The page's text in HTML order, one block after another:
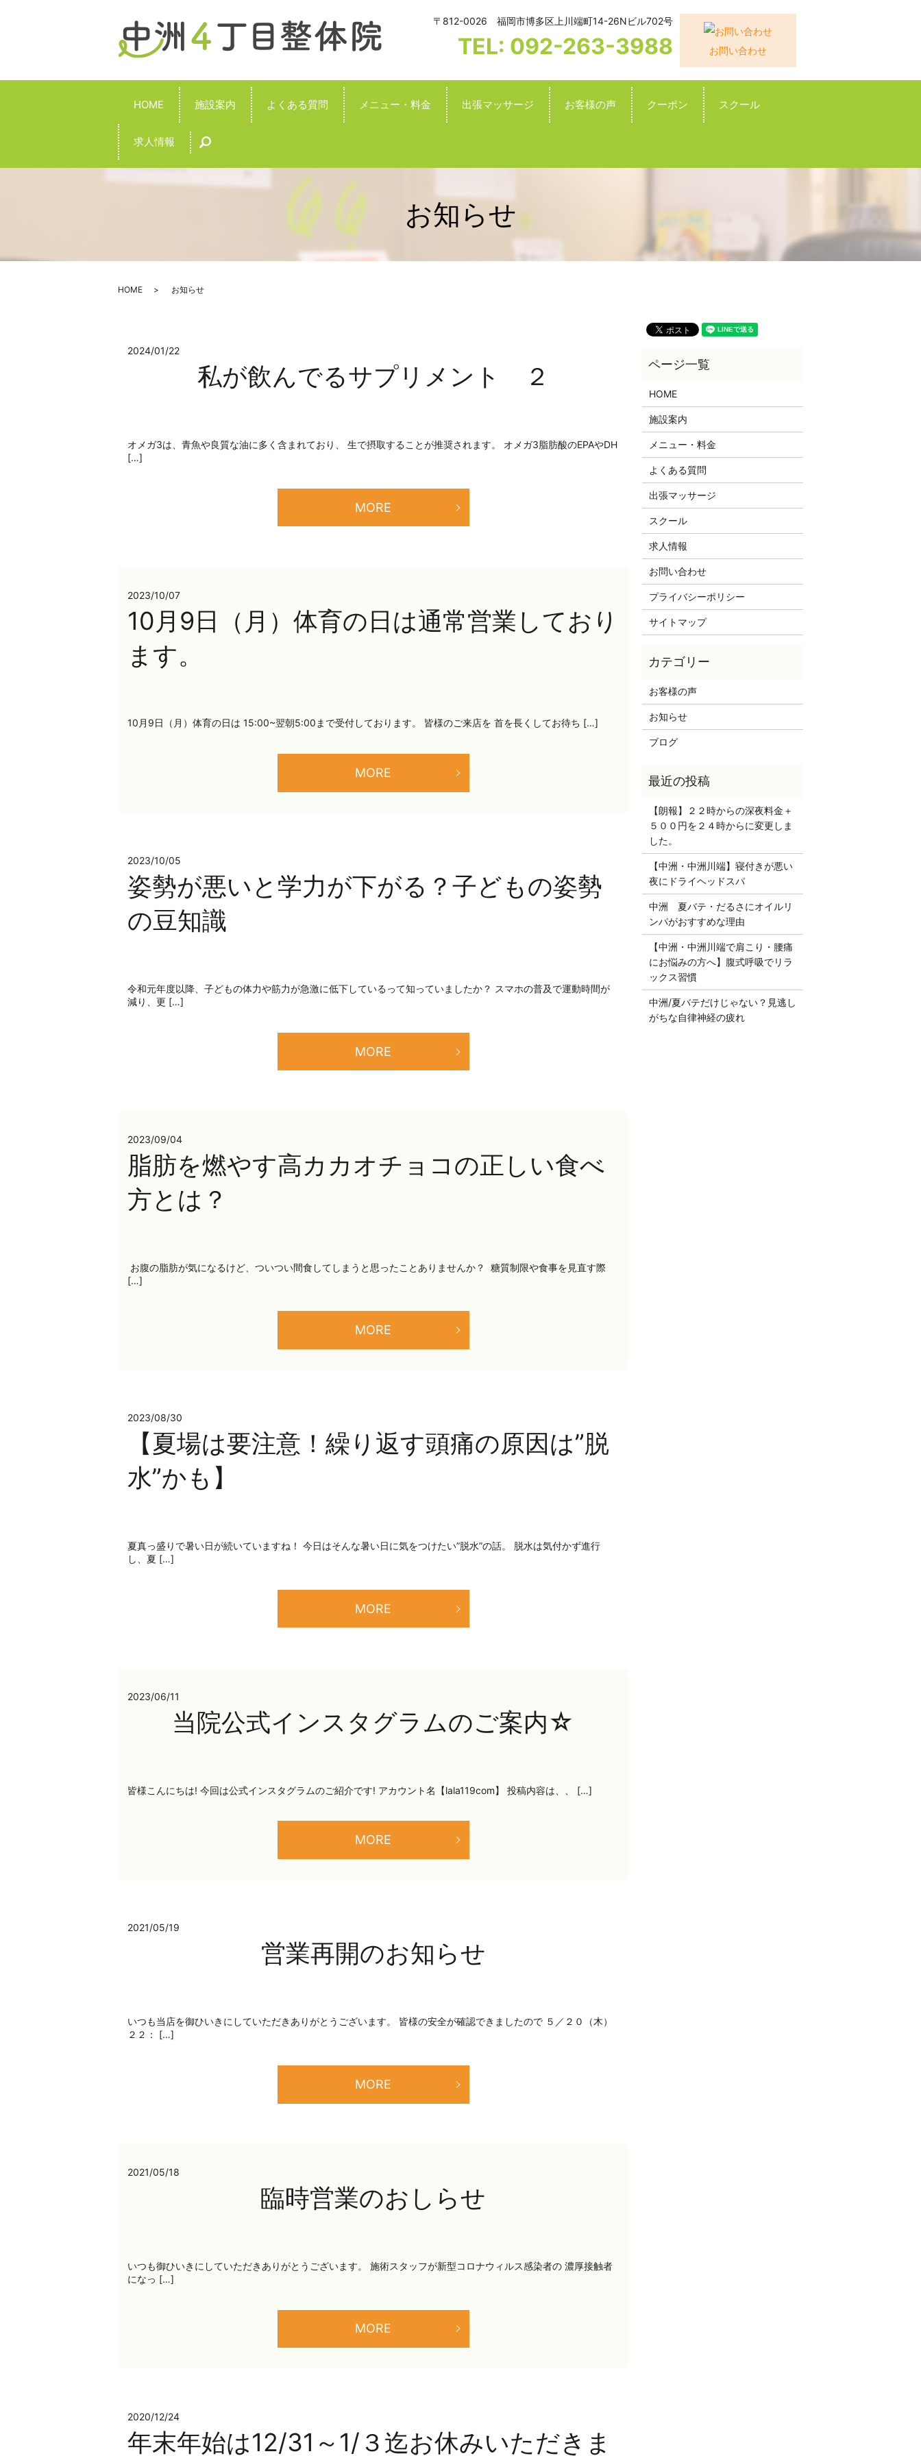
〒812-0026 福岡市博多区上川端町14-26Nビル702号
TEL: 092-263-3988 お問い合わせ
HOME 施設案内 よくある質問 メニュー・料金 出張マッサージ お客様の声 クーポン スクール
求人情報
search
お知らせ
HOME お知らせ
2024/01/22
私が飲んでるサプリメント ２
オメガ3は、青魚や良質な油に多く含まれており、 生で摂取することが推奨されます。 オメガ3脂肪酸のEPAやDH
[…]
MORE
2023/10/07
10月9日（月）体育の日は通常営業しており
ます。
10月9日（月）体育の日は 15:00~翌朝5:00まで受付しております。 皆様のご来店を 首を長くしてお待ち […]
MORE
2023/10/05
姿勢が悪いと学力が下がる？子どもの姿勢
の豆知識
令和元年度以降、子どもの体力や筋力が急激に低下しているって知っていましたか？ スマホの普及で運動時間が
減り、更 […]
MORE
2023/09/04
脂肪を燃やす高カカオチョコの正しい食べ
方とは？
ㅤ お腹の脂肪が気になるけど、ついつい間食してしまうと思ったことありませんか？ ㅤㅤ 糖質制限や食事を見直す際
[…]
MORE
2023/08/30
【夏場は要注意！繰り返す頭痛の原因は”脱
水”かも】
夏真っ盛りで暑い日が続いていますね！ 今日はそんな暑い日に気をつけたい”脱水”の話。 脱水は気付かず進行
し、夏 […]
MORE
2023/06/11
当院公式インスタグラムのご案内☆
皆様こんにちは! 今回は公式インスタグラムのご紹介です! アカウント名【lala119com】 投稿内容は、、 […]
MORE
2021/05/19
営業再開のお知らせ
いつも当店を御ひいきにしていただきありがとうございます。 皆様の安全が確認できましたので ５／２０（木）
２２： […]
MORE
2021/05/18
臨時営業のおしらせ
いつも御ひいきにしていただきありがとうございます。 施術スタッフが新型コロナウィルス感染者の 濃厚接触者
になっ […]
MORE
2020/12/24
年末年始は12/31～1/３迄お休みいただきま
HOME
施設案内
メニュー・料金
よくある質問
出張マッサージ
スクール
求人情報
お問い合わせ
プライバシーポリシー
サイトマップ
お客様の声
お知らせ
ブログ
【朗報】２２時からの深夜料金＋
５００円を２４時からに変更しま
した。
【中洲・中洲川端】寝付きが悪い
夜にドライヘッドスパ
中洲 夏バテ・だるさにオイルリ
ンパがおすすめな理由
【中洲・中洲川端で肩こり・腰痛
にお悩みの方へ】腹式呼吸でリラ
ックス習慣
中洲/夏バテだけじゃない？見逃し
がちな自律神経の疲れ